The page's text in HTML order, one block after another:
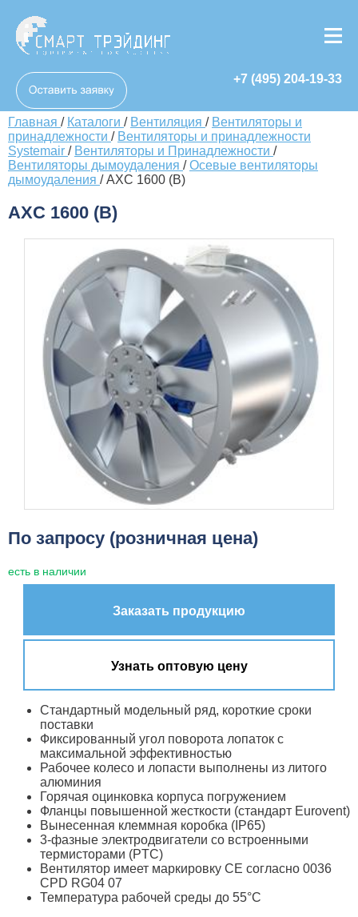
+7 (495) 204-19-33
Главная / Каталоги / Вентиляция / Вентиляторы и
принадлежности / Вентиляторы и принадлежности
Systemair / Вентиляторы и Принадлежности /
Вентиляторы дымоудаления /Осевые вентиляторы
дымоудаления /AXC 1600 (B)
AXC 1600 (B)
По запросу (розничная цена)
есть в наличии
Заказать продукцию
Узнать оптовую цену
Стандартный модельный ряд, короткие сроки
поставки
Фиксированный угол поворота лопаток с
максимальной эффективностью
Рабочее колесо и лопасти выполнены из литого
алюминия
Горячая оцинковка корпуса погружением
Фланцы повышенной жесткости (стандарт Eurovent)
Вынесенная клеммная коробка (IP65)
3-фазные электродвигатели со встроенными
термисторами (PTC)
Вентилятор имеет маркировку СЕ согласно 0036
CPD RG04 07
Температура рабочей среды до 55°C